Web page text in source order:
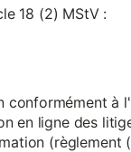
18 (2) MStV :
conformément à
en ligne des
(règlement